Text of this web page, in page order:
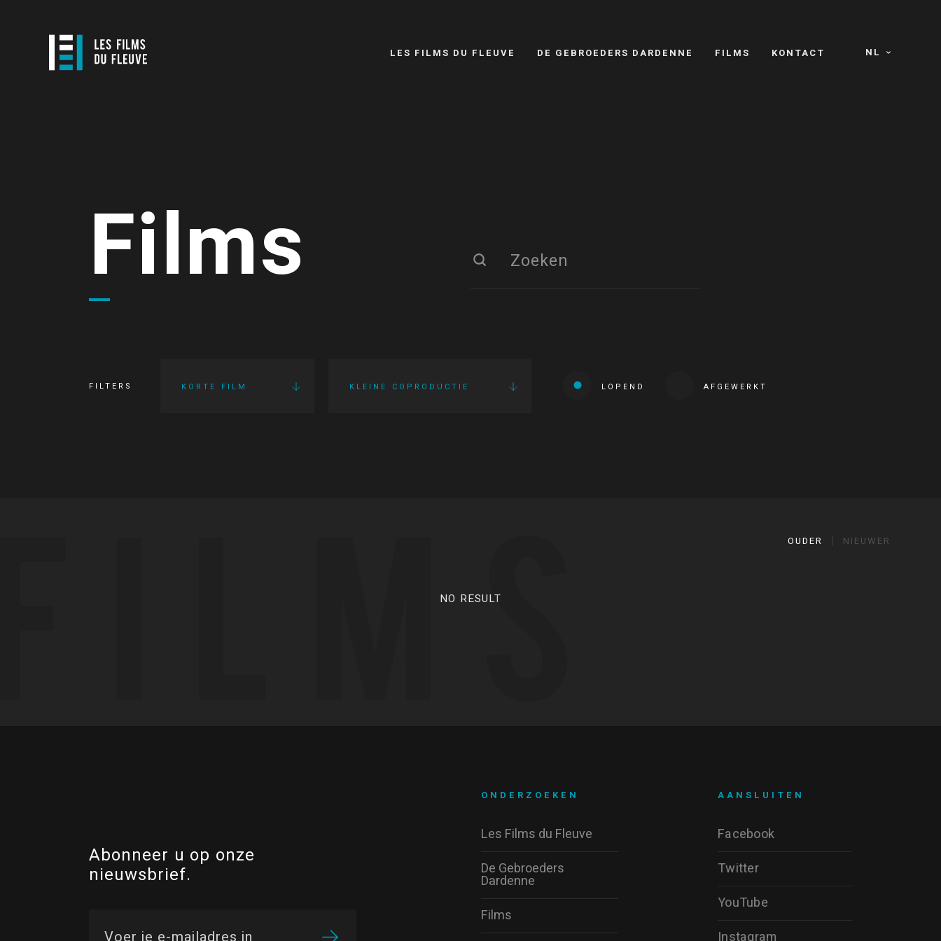
NL
LES FILMS DU FLEUVE DE GEBROEDERS DARDENNE FILMS KONTACT
Films
FILTERS KORTE FILM KLEINE COPRODUCTIE LOPEND AFGEWERKT
OUDER NIEUWER
NO RESULT
Abonneer u op onze
nieuwsbrief.
AANSLUITEN
Facebook
Twitter
YouTube
Instagram
ONDERZOEKEN
Les Films du Fleuve
De Gebroeders
Dardenne
Films